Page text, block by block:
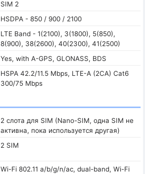
SIM 2
HSDPA - 850 / 900 / 2100
LTE Band - 1(2100), 3(1800), 5(850),
8(900), 38(2600), 40(2300), 41(2500)
Yes, with A-GPS, GLONASS, BDS
HSPA 42.2/11.5 Mbps, LTE-A (2CA) Cat6
300/75 Mbps
2 слота для SIM (Nano-SIM, одна SIM не
активна, пока используется другая)
2 SIM
Wi-Fi 802.11 a/b/g/n/ac, dual-band, Wi-Fi